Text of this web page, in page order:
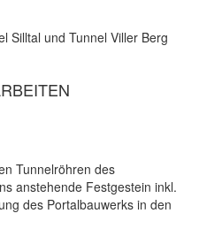
Silltal und Tunnel Viller Berg
Tunnelröhren des
anstehende Festgestein inkl.
des Portalbauwerks in den